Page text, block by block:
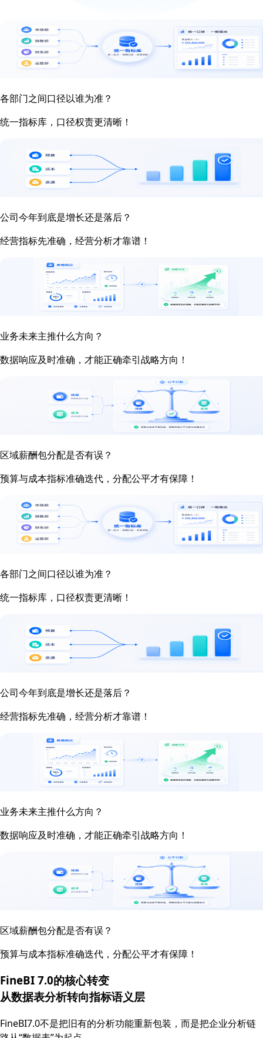
各部门之间口径以谁为准？
统一指标库，口径权责更清晰！
公司今年到底是增长还是落后？
经营指标先准确，经营分析才靠谱！
业务未来主推什么方向？
数据响应及时准确，才能正确牵引战略方向！
区域薪酬包分配是否有误？
预算与成本指标准确迭代，分配公平才有保障！
各部门之间口径以谁为准？
统一指标库，口径权责更清晰！
公司今年到底是增长还是落后？
经营指标先准确，经营分析才靠谱！
业务未来主推什么方向？
数据响应及时准确，才能正确牵引战略方向！
区域薪酬包分配是否有误？
预算与成本指标准确迭代，分配公平才有保障！
FineBI 7.0的核心转变
从数据表分析转向指标语义层
FineBI7.0不是把旧有的分析功能重新包装，而是把企业分析链